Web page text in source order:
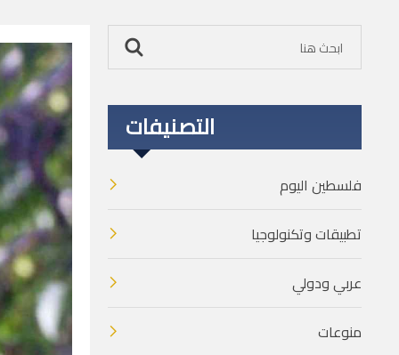
التصنيفات
فلسطين اليوم
تطبيقات وتكنولوجيا
عربي ودولي
منوعات